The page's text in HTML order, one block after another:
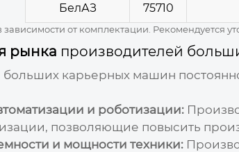
БелАЗ 75710
зависимости от комплектации. Рекомендуется
рынка производителей
больших карьерных машин
и роботизации:
позволяющие повысить
и мощности техники: